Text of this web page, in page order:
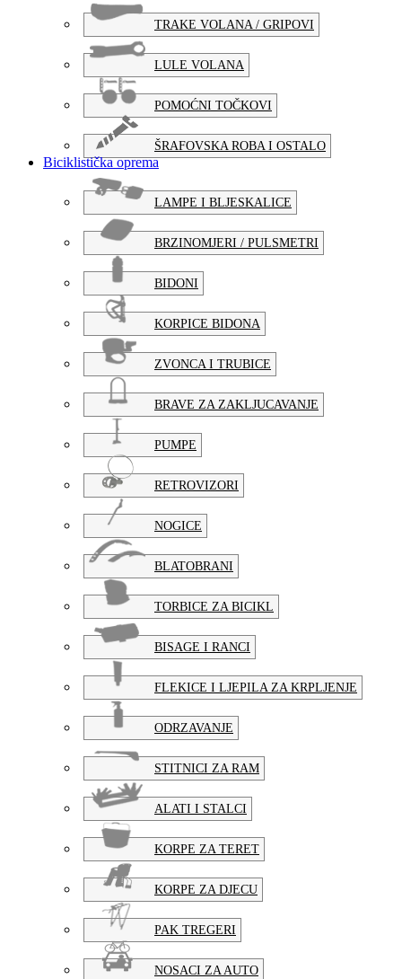
TRAKE VOLANA / GRIPOVI
LULE VOLANA
POMOĆNI TOČKOVI
ŠRAFOVSKA ROBA I OSTALO
Biciklistička oprema
LAMPE I BLJESKALICE
BRZINOMJERI / PULSMETRI
BIDONI
KORPICE BIDONA
ZVONCA I TRUBICE
BRAVE ZA ZAKLJUCAVANJE
PUMPE
RETROVIZORI
NOGICE
BLATOBRANI
TORBICE ZA BICIKL
BISAGE I RANCI
FLEKICE I LJEPILA ZA KRPLJENJE
ODRZAVANJE
STITNICI ZA RAM
ALATI I STALCI
KORPE ZA TERET
KORPE ZA DJECU
PAK TREGERI
NOSACI ZA AUTO